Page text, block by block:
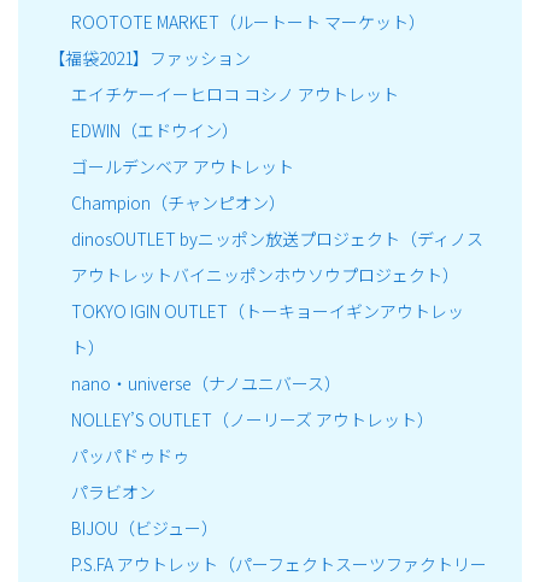
ROOTOTE MARKET（ルートート マーケット）
【福袋2021】ファッション
エイチケーイーヒロコ コシノ アウトレット
EDWIN（エドウイン）
ゴールデンベア アウトレット
Champion（チャンピオン）
dinosOUTLET byニッポン放送プロジェクト（ディノス
アウトレットバイニッポンホウソウプロジェクト）
TOKYO IGIN OUTLET（トーキョーイギンアウトレッ
ト）
nano・universe（ナノユニバース）
NOLLEY’S OUTLET（ノーリーズ アウトレット）
パッパドゥドゥ
パラビオン
BIJOU（ビジュー）
P.S.FA アウトレット（パーフェクトスーツファクトリー